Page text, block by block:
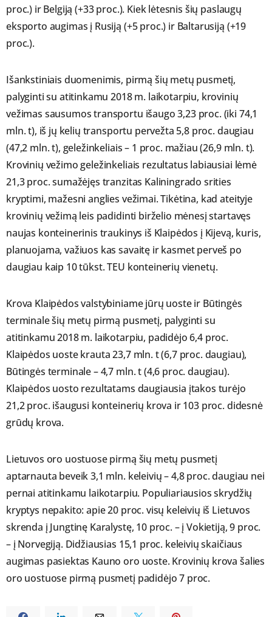
proc.) ir Belgiją (+33 proc.). Kiek lėtesnis šių paslaugų
eksporto augimas į Rusiją (+5 proc.) ir Baltarusiją (+19
proc.).
Išankstiniais duomenimis, pirmą šių metų pusmetį,
palyginti su atitinkamu 2018 m. laikotarpiu, krovinių
vežimas sausumos transportu išaugo 3,23 proc. (iki 74,1
mln. t), iš jų kelių transportu pervežta 5,8 proc. daugiau
(47,2 mln. t), geležinkeliais – 1 proc. mažiau (26,9 mln. t).
Krovinių vežimo geležinkeliais rezultatus labiausiai lėmė
21,3 proc. sumažėjęs tranzitas Kaliningrado srities
kryptimi, mažesni anglies vežimai. Tikėtina, kad ateityje
krovinių vežimą leis padidinti birželio mėnesį startavęs
naujas konteinerinis traukinys iš Klaipėdos į Kijevą, kuris,
planuojama, važiuos kas savaitę ir kasmet perveš po
daugiau kaip 10 tūkst. TEU konteinerių vienetų.
Krova Klaipėdos valstybiniame jūrų uoste ir Būtingės
terminale šių metų pirmą pusmetį, palyginti su
atitinkamu 2018 m. laikotarpiu, padidėjo 6,4 proc.
Klaipėdos uoste krauta 23,7 mln. t (6,7 proc. daugiau),
Būtingės terminale – 4,7 mln. t (4,6 proc. daugiau).
Klaipėdos uosto rezultatams daugiausia įtakos turėjo
21,2 proc. išaugusi konteinerių krova ir 103 proc. didesnė
grūdų krova.
Lietuvos oro uostuose pirmą šių metų pusmetį
aptarnauta beveik 3,1 mln. keleivių – 4,8 proc. daugiau nei
pernai atitinkamu laikotarpiu. Populiariausios skrydžių
kryptys nepakito: apie 20 proc. visų keleivių iš Lietuvos
skrenda į Jungtinę Karalystę, 10 proc. – į Vokietiją, 9 proc.
– į Norvegiją. Didžiausias 15,1 proc. keleivių skaičiaus
augimas pasiektas Kauno oro uoste. Krovinių krova šalies
oro uostuose pirmą pusmetį padidėjo 7 proc.